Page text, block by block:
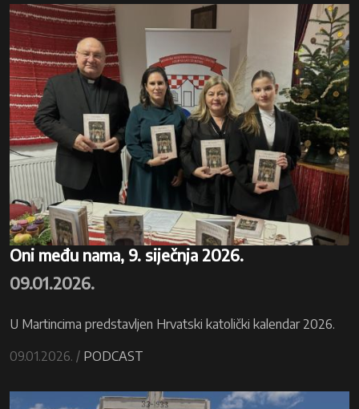
Oni među nama, 9. siječnja 2026.
09.01.2026.
U Martincima predstavljen Hrvatski katolički kalendar 2026.
09.01.2026. / PODCAST